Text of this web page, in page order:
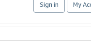
Sign in My